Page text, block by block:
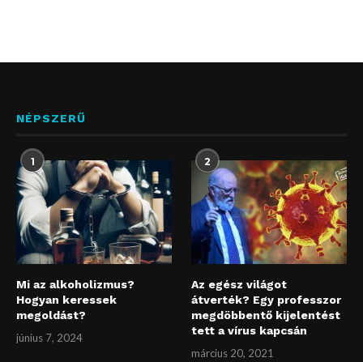
NÉPSZERŰ
1
Mi az alkoholizmus?
Hogyan keressek
megoldást?
június 7, 2024
2
Az egész világot
átverték? Egy professzor
megdöbbentő kijelentést
tett a vírus kapcsán
március 20, 2021